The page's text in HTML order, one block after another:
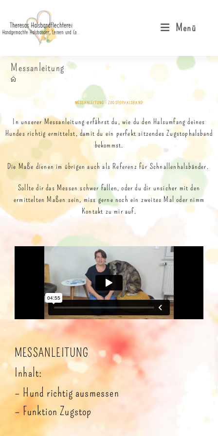
Menü
Messanleitung
MESSANLEITUNG - ZUGSTOPHALSBAND
In unserer Messanleitung erfährst du, wie du den Halsumfang deines
Hundes richtig ermittelst, damit du ein perfekt sitzendes Zugstophalsband
bekommst.
Die Maße dienen im übrigen auch als Referenz für Schnallenhalsbänder.
Sollte dir das Messen schwer fallen, oder du dir unsicher mit den
ermittelten Maßen sein, miss gerne noch ein zweites Mal oder nimm
Kontakt zu mir auf.
MESSANLEITUNG
Inhalt:
– Hund richtig ausmessen
– Funktion Zugstop